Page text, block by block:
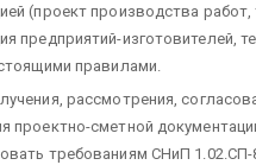
(проект производства работ,
предприятий-изготовителей,
правилами.
рассмотрения,
проектно-сметной
требованиям СНиП 1.02.СП-